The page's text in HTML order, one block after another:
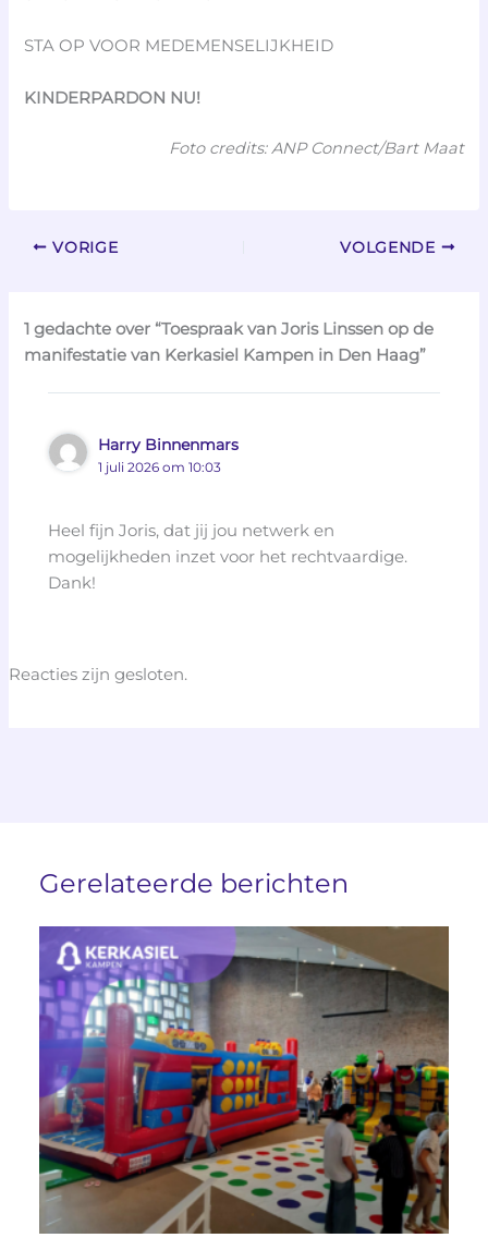
STA OP VOOR MEDEMENSELIJKHEID
KINDERPARDON NU!
Foto credits: ANP Connect/Bart Maat
VORIGE VOLGENDE
1 gedachte over “Toespraak van Joris Linssen op de
manifestatie van Kerkasiel Kampen in Den Haag”
Harry Binnenmars
1 juli 2026 om 10:03
Heel fijn Joris, dat jij jou netwerk en
mogelijkheden inzet voor het rechtvaardige.
Dank!
Reacties zijn gesloten.
Gerelateerde berichten